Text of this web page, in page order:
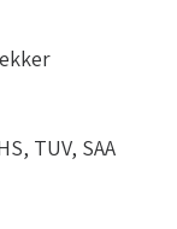
TUV, SAA